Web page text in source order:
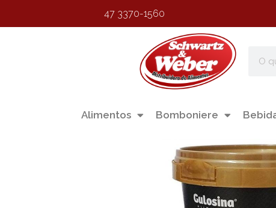
47 3370-1560
Alimentos Bomboniere